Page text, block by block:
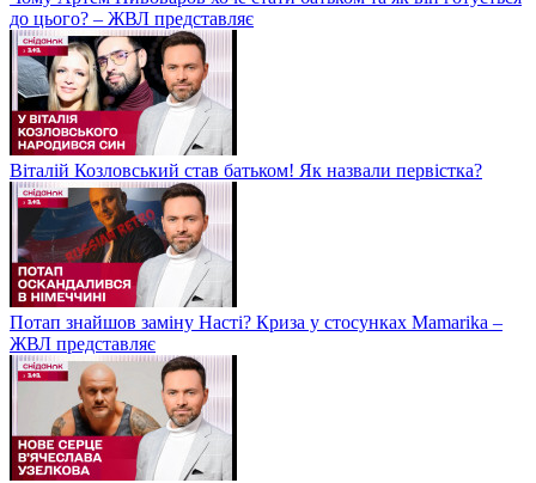
до цього? – ЖВЛ представляє
Віталій Козловський став батьком! Як назвали первістка?
Потап знайшов заміну Насті? Криза у стосунках Mamarika –
ЖВЛ представляє